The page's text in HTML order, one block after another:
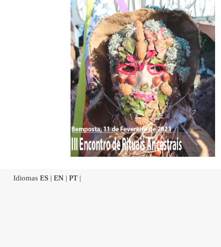
Idiomas ES | EN | PT |